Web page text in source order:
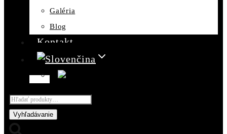
Galéria
Blog
Kontakt
Hľadať:
Vyhľadávanie